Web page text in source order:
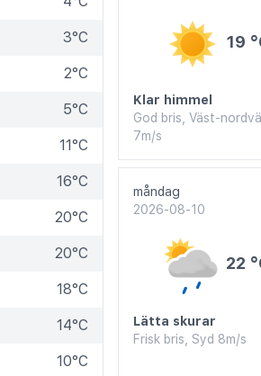
3°C
2°C
5°C
11°C
16°C
20°C
20°C
18°C
14°C
10°C
19
Klar himmel
God bris, Väst-
7m/s
måndag
2026-08-10
22
Lätta skurar
Frisk bris, Syd 8m/s